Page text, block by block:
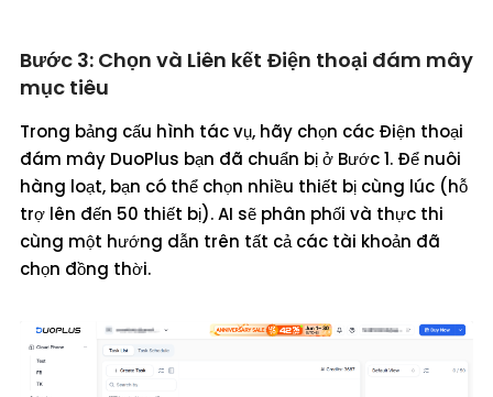
Bước 3: Chọn và Liên kết Điện thoại đám mây
mục tiêu
Trong bảng cấu hình tác vụ, hãy chọn các Điện thoại
đám mây DuoPlus bạn đã chuẩn bị ở Bước 1. Để nuôi
hàng loạt, bạn có thể chọn nhiều thiết bị cùng lúc (hỗ
trợ lên đến 50 thiết bị). AI sẽ phân phối và thực thi
cùng một hướng dẫn trên tất cả các tài khoản đã
chọn đồng thời.